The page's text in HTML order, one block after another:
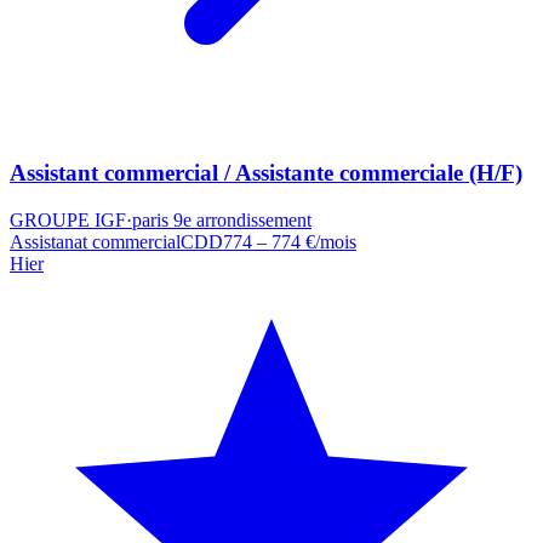
Assistant commercial / Assistante commerciale (H/F)
GROUPE IGF·paris 9e arrondissement
Assistanat commercialCDD774 – 774 €/mois
Hier